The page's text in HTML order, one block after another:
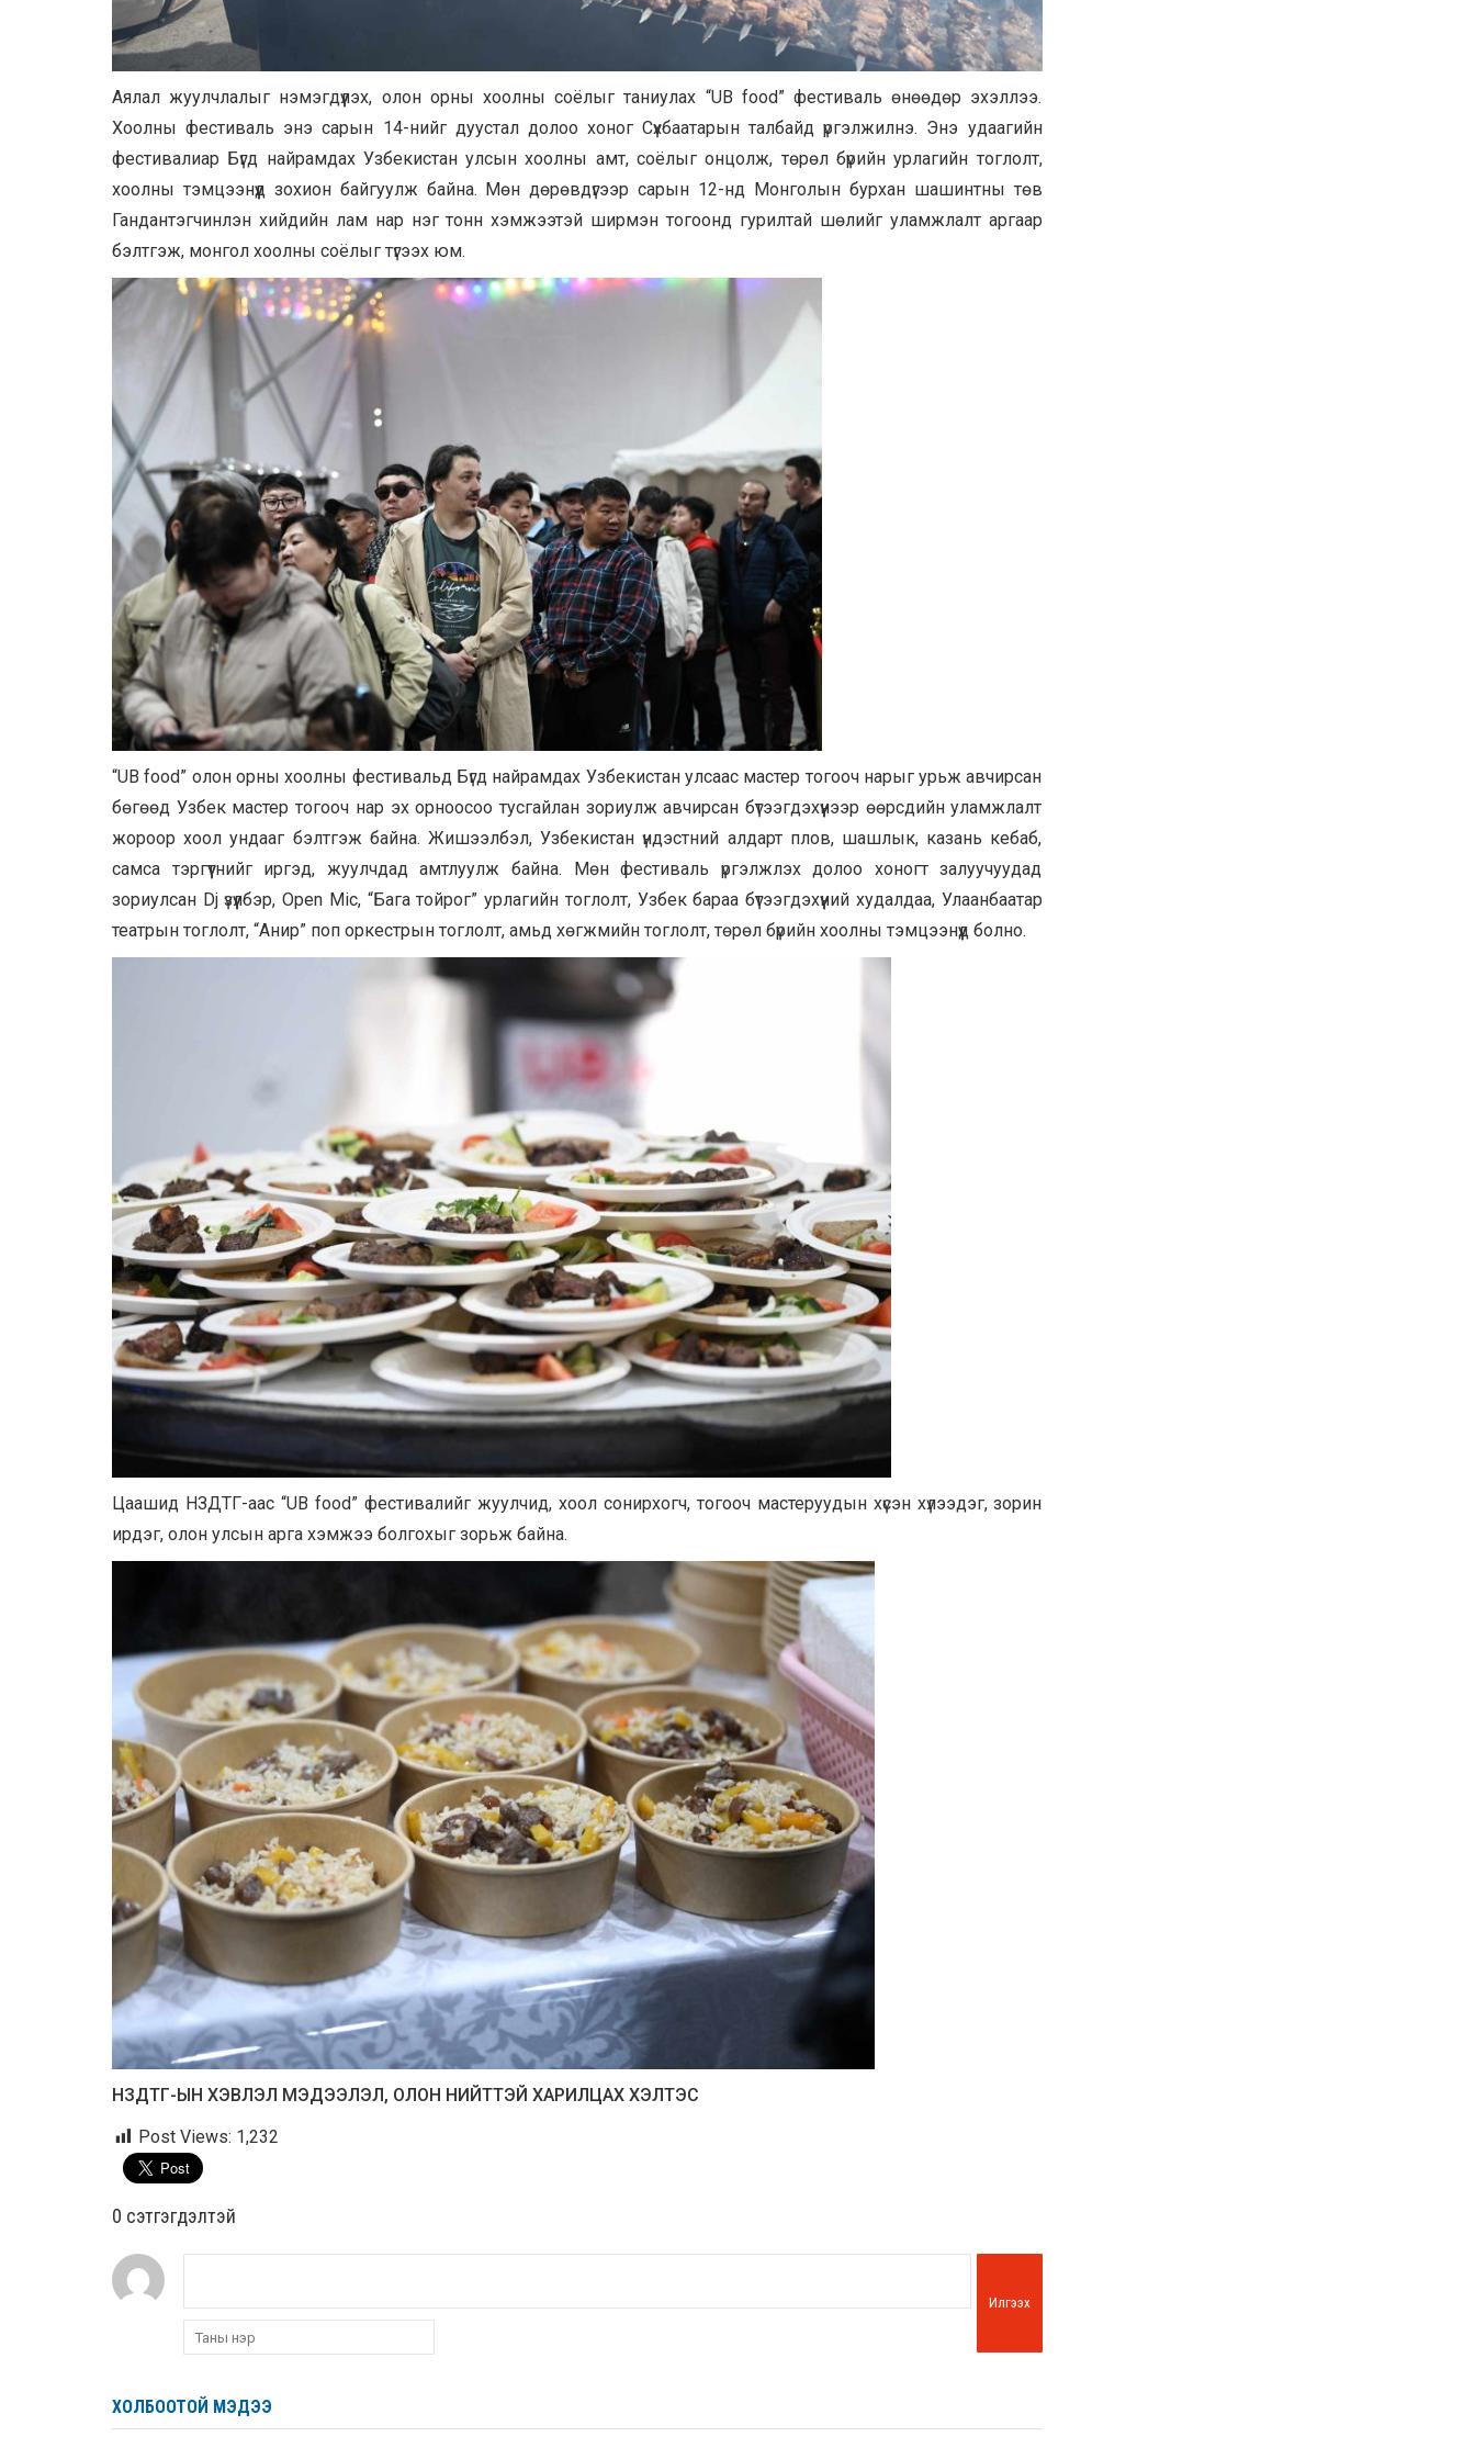
Аялал жуулчлалыг нэмэгдүүлэх, олон орны хоолны соёлыг таниулах “UB food” фестиваль өнөөдөр эхэллээ.
Хоолны фестиваль энэ сарын 14-нийг дуустал долоо хоног Сүхбаатарын талбайд үргэлжилнэ. Энэ удаагийн
фестивалиар Бүгд найрамдах Узбекистан улсын хоолны амт, соёлыг онцолж, төрөл бүрийн урлагийн тоглолт,
хоолны тэмцээнүүд зохион байгуулж байна. Мөн дөрөвдүгээр сарын 12-нд Монголын бурхан шашинтны төв
Гандантэгчинлэн хийдийн лам нар нэг тонн хэмжээтэй ширмэн тогоонд гурилтай шөлийг уламжлалт аргаар
бэлтгэж, монгол хоолны соёлыг түгээх юм.
“UB food” олон орны хоолны фестивальд Бүгд найрамдах Узбекистан улсаас мастер тогооч нарыг урьж авчирсан
бөгөөд Узбек мастер тогооч нар эх орноосоо тусгайлан зориулж авчирсан бүтээгдэхүүнээр өөрсдийн уламжлалт
жороор хоол ундааг бэлтгэж байна. Жишээлбэл, Узбекистан үндэстний алдарт плов, шашлык, казань кебаб,
самса тэргүүтнийг иргэд, жуулчдад амтлуулж байна. Мөн фестиваль үргэлжлэх долоо хоногт залуучуудад
зориулсан Dj үзүүлбэр, Open Mic, “Бага тойрог” урлагийн тоглолт, Узбек бараа бүтээгдэхүүний худалдаа, Улаанбаатар
театрын тоглолт, “Анир” поп оркестрын тоглолт, амьд хөгжмийн тоглолт, төрөл бүрийн хоолны тэмцээнүүд болно.
Цаашид НЗДТГ-аас “UB food” фестивалийг жуулчид, хоол сонирхогч, тогооч мастеруудын хүсэн хүлээдэг, зорин
ирдэг, олон улсын арга хэмжээ болгохыг зорьж байна.
НЗДТГ-ЫН ХЭВЛЭЛ МЭДЭЭЛЭЛ, ОЛОН НИЙТТЭЙ ХАРИЛЦАХ ХЭЛТЭС
Post Views: 1,232
0 cэтгэгдэлтэй
Илгээх
ХОЛБООТОЙ МЭДЭЭ